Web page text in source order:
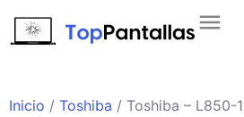
Inicio / Toshiba / Toshiba – L850-